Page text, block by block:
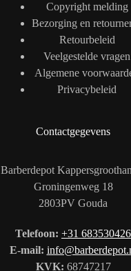
Copyright melding
Bezorging en
Retourbeleid
Veelgestelde vragen
Algemene
Privacybeleid
Contactgegevens
Barberdepot
Groningenweg 18
2803PV Gouda
Telefoon: +31 683530426
E-mail:
KVK: 68747217